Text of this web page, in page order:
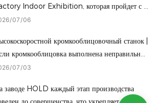
Indoor Exhibition, которая пройдет с 8
11 июля! На выставке вы сможете
оборудования.
07 06
кромкооблицовочный станок |
кромкооблицовка выполнена неправильно,
самые лучшие панели окажутся
07 03
заводе HOLD каждый этап производства